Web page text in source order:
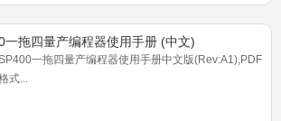
一拖四量产编程器使用手册 (中文)
一拖四量产编程器使用手册中文版(Rev:A1),PDF
式...